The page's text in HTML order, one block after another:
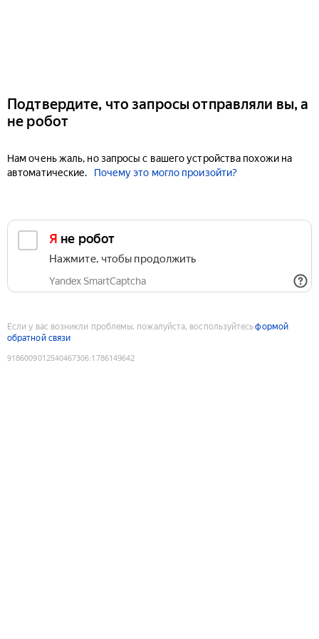
Подтвердите, что запросы отправляли вы, а
не робот
Нам очень жаль, но запросы с вашего устройства похожи на
автоматические.
Почему это могло произойти?
Я не робот
Нажмите, чтобы продолжить
Yandex SmartCaptcha
Если у вас возникли проблемы, пожалуйста, воспользуйтесьформой
обратной связи
9186009012540467306:1786149642